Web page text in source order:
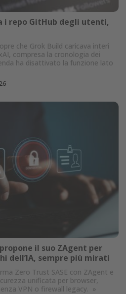
i repo GitHub degli utenti,
che Grok Build caricava interi
compresa la cronologia dei
ha disattivato la funzione lato
il suo ZAgent per
dell’IA, sempre più mirati
Zero Trust SASE con ZAgent e
unificata per browser,
VPN o firewall legacy. »